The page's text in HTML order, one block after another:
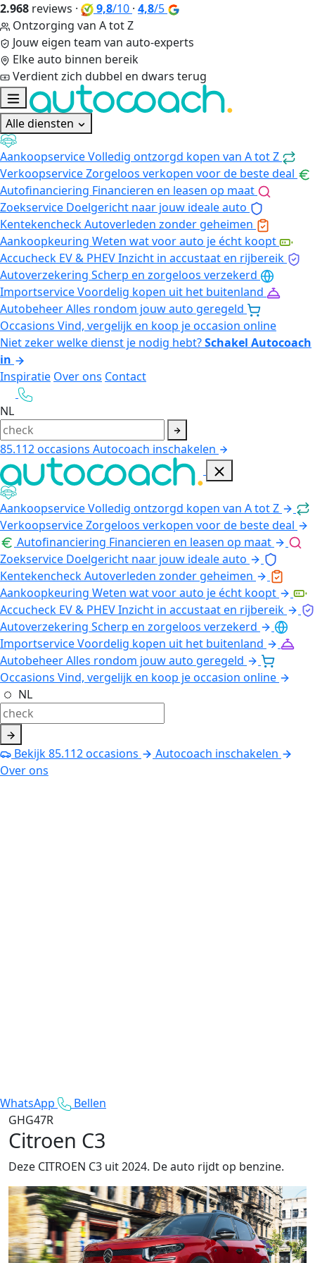
2.968 reviews · 9,8/10 · 4,8/5
Ontzorging van A tot Z
Jouw eigen team van auto-experts
Elke auto binnen bereik
Verdient zich dubbel en dwars terug
Alle diensten
AankoopserviceVolledig ontzorgd kopen van A tot Z
VerkoopserviceZorgeloos verkopen voor de beste deal
Autofinanciering Financieren en leasen op maat
Zoekservice Doelgericht naar jouw ideale auto
KentekencheckAutoverleden zonder geheimen
Aankoopkeuring Weten wat voor auto je écht koopt
Accucheck EV & PHEVInzicht in accustaat en rijbereik
Autoverzekering Scherp en zorgeloos verzekerd
ImportserviceVoordelig kopen uit het buitenland
AutobeheerAlles rondom jouw auto geregeld
Occasions Vind, vergelijk en koop je occasion online
Niet zeker welke dienst je nodig hebt?Schakel Autocoach
in
Inspiratie Over ons Contact
NL
85.112occasions Autocoach inschakelen
AankoopserviceVolledig ontzorgd kopen van A tot Z
VerkoopserviceZorgeloos verkopen voor de beste deal
Autofinanciering Financieren en leasen op maat
Zoekservice Doelgericht naar jouw ideale auto
KentekencheckAutoverleden zonder geheimen
Aankoopkeuring Weten wat voor auto je écht koopt
Accucheck EV & PHEVInzicht in accustaat en rijbereik
Autoverzekering Scherp en zorgeloos verzekerd
ImportserviceVoordelig kopen uit het buitenland
AutobeheerAlles rondom jouw auto geregeld
Occasions Vind, vergelijk en koop je occasion online
NL
Bekijk85.112occasions
Autocoach inschakelen
Over ons
WhatsApp
Bellen
GHG47R
Citroen C3
Deze CITROEN C3 uit 2024. De auto rijdt op benzine.